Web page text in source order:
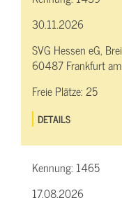
30.11.2026
SVG Hessen eG,
60487 Frankfurt
Freie Plätze:25
DETAILS
Kennung: 1465
17.08.2026